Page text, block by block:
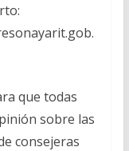
que todas
sobre las
consejeras